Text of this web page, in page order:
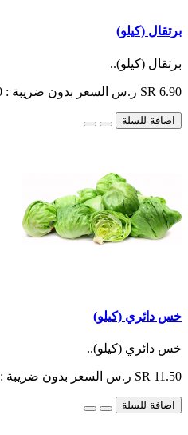
برتقال (كيلو)
برتقال (كيلو)..
SR 6.90 ر.س السعر بدون ضريبة : SR 6.00 ر.س
اضافة للسلة
خس دائري (كيلو)
خس دائري (كيلو)..
SR 11.50 ر.س السعر بدون ضريبة : SR 10.00 ر.س
اضافة للسلة